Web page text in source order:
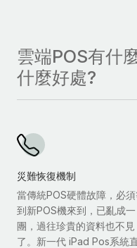
雲端POS有什
什麼好處?
災難恢復機制
當傳統POS硬體故障，必
到新POS機來到，已亂成一
團，過往珍貴的資料也不見
了。新一代 iPad Pos系統